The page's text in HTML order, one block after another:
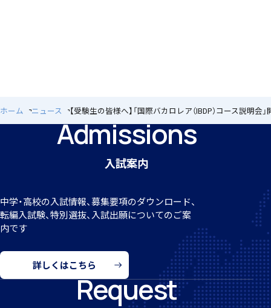
ホーム ニュース 【受験生の皆様へ】「国際バカロレア（IBDP）コース説明会
Admissions
入試案内
中学・高校の入試情報、募集要項のダウンロード、
転編入試験、特別選抜、入試出願についてのご案
内です
詳しくはこちら
Request
MEIKEI ART GALLERY